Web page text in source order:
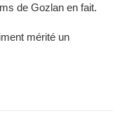
de Gozlan en fait.
mérité un